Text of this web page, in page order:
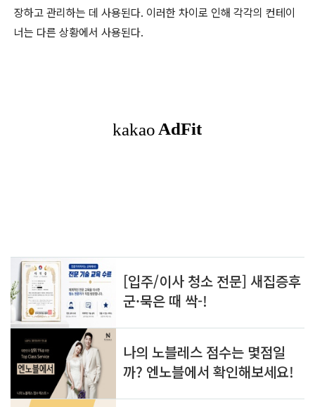
장하고 관리하는 데 사용된다. 이러한 차이로 인해 각각의 컨테이
너는 다른 상황에서 사용된다.